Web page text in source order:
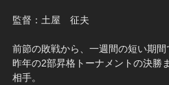
監督：土屋 征夫
前節の敗戦から、一週間の短い期間
昨年の2部昇格トーナメントの決勝
相手。